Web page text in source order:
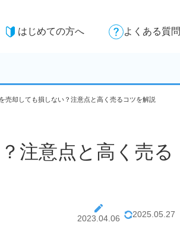
はじめての方へ よくある質問
売却しても損しない？注意点と高く売るコツを解説
注意点と高く売る
2023.04.06 2025.05.27